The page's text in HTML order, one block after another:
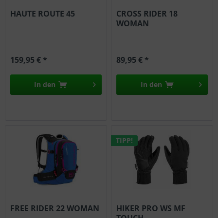
HAUTE ROUTE 45
159,95 € *
In den
CROSS RIDER 18
WOMAN
89,95 € *
In den
FREE RIDER 22 WOMAN
TIPP!
HIKER PRO WS MF